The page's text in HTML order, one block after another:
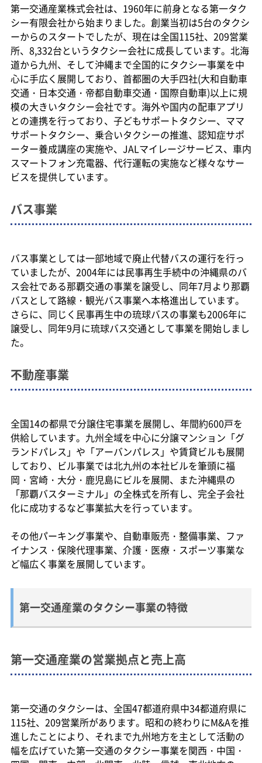
第一交通産業株式会社は、1960年に前身となる第一タク
シー有限会社から始まりました。創業当初は5台のタクシ
ーからのスタートでしたが、現在は全国115社、209営業
所、8,332台というタクシー会社に成長しています。北海
道から九州、そして沖縄まで全国的にタクシー事業を中
心に手広く展開しており、首都圏の大手四社(大和自動車
交通・日本交通・帝都自動車交通・国際自動車)以上に規
模の大きいタクシー会社です。海外や国内の配車アプリ
との連携を行っており、子どもサポートタクシー、ママ
サポートタクシー、乗合いタクシーの推進、認知症サポ
ーター養成講座の実施や、JALマイレージサービス、車内
スマートフォン充電器、代行運転の実施など様々なサー
ビスを提供しています。
バス事業
バス事業としては一部地域で廃止代替バスの運行を行っ
ていましたが、2004年には民事再生手続中の沖縄県のバ
ス会社である那覇交通の事業を譲受し、同年7月より那覇
バスとして路線・観光バス事業へ本格進出しています。
さらに、同じく民事再生中の琉球バスの事業も2006年に
譲受し、同年9月に琉球バス交通として事業を開始しまし
た。
不動産事業
全国14の都県で分譲住宅事業を展開し、年間約600戸を
供給しています。九州全域を中心に分譲マンション「グ
ランドパレス」や「アーバンパレス」や賃貸ビルも展開
しており、ビル事業では北九州の本社ビルを筆頭に福
岡・宮崎・大分・鹿児島にビルを展開、また沖縄県の
「那覇バスターミナル」の全株式を所有し、完全子会社
化に成功するなど事業拡大を行っています。
その他パーキング事業や、自動車販売・整備事業、ファ
イナンス・保険代理事業、介護・医療・スポーツ事業な
ど幅広く事業を展開しています。
第一交通産業のタクシー事業の特徴
第一交通産業の営業拠点と売上高
第一交通のタクシーは、全国47都道府県中34都道府県に
115社、209営業所があります。昭和の終わりにM&Aを推
進したことにより、それまで九州地方を主として活動の
幅を広げていた第一交通のタクシー事業を関西・中国・